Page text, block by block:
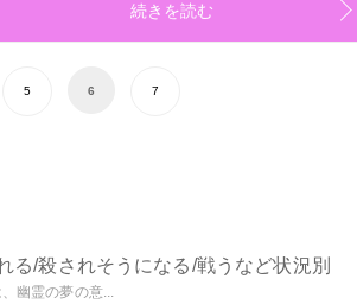
続きを読む
5 6 7
る/殺されそうになる/戦うなど状況別
幽霊の夢の意...